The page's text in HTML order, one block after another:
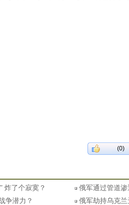
(0)
炸了个寂寞？
俄军通过管道
争潜力？
俄军劫持乌克